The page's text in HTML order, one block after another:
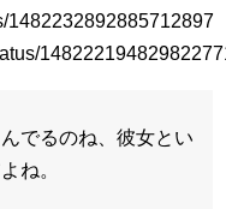
1482232892885712897
でるのね、彼女とい
ね。